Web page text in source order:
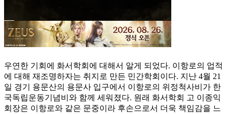
우연한 기회에 화서학회에 대해서 알게 되었다. 이항로의 업적
에 대해 재조명하자는 취지로 만든 민간학회이다. 지난 4월 21
일 경기 용문산의 용문사 입구에서 이항로의 위정척사비가 한
국독립운동기념비와 함께 세워졌다. 원래 화서학회 고 이종익
회장은 이항로와 같은 문중이라 후손으로서 더욱 책임감을 느